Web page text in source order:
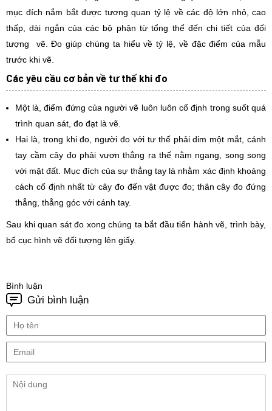
mục đích nắm bắt được tương quan tỷ lệ về các độ lớn nhỏ, cao
thấp, dài ngắn của các bộ phận từ tổng thể đến chi tiết của đối
tượng vẽ. Đo giúp chúng ta hiểu về tỷ lệ, về đặc điểm của mẫu
trước khi vẽ.
Các yêu cầu cơ bản về tư thế khi đo
Một là, điểm đứng của người vẽ luôn luôn cố định trong suốt quá
trình quan sát, đo đạt là vẽ.
Hai là, trong khi đo, người đo với tư thế phải dim một mắt, cánh
tay cầm cây đo phải vươn thẳng ra thế nằm ngang, song song
với mặt đất. Mục đích của sự thẳng tay là nhằm xác định khoảng
cách cố định nhất từ cây đo đến vật được đo; thân cây đo đứng
thẳng, thẳng góc với cánh tay.
Sau khi quan sát đo xong chúng ta bắt đầu tiến hành vẽ, trình bày,
bố cục hình vẽ đối tượng lên giấy.
Bình luận
Gửi bình luận